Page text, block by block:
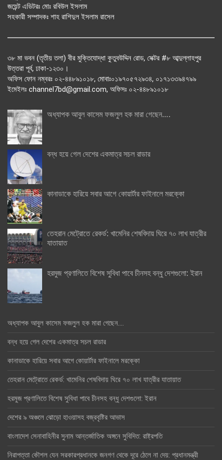
জয়েন্ট এডিটরঃ মোঃ রবিউল ইসলাম
সহকারী সম্পাদকঃ শাহ রাশিদুল ইসলাম রাসেল
৩৮ মা ভবন (তৃতীয় তলা) বীর মুক্তিযোদ্ধা কুতুবউদ্দিন রোড, সেক্টর #৮ আব্দুল্লাহপুর
উত্তরা পূর্ব, ঢাকা-১২৩০।
অফিস ফোন নম্বরঃ ০২-৪৪৮৯১০১৮, মোবাঃ০১৯৭০৫৭২৯৩৪, ০১৭১৩৩৯৪৭৯৯
ইমেইলঃ channel7bd@gmail.com, অফিসঃ ০২-৪৪৮৯১০১৮
অধ্যাপক আবুল কাসেম ফজলুল হক মারা গেছেন….
বন্ধ হয়ে গেল দেশের একমাত্র সচল রাডার
কানাডাকে হারিয়ে সবার আগে কোয়ার্টার ফাইনালে মরক্কো
তেহরান মেট্রোতে রেকর্ড: খামেনির শেষবিদায় ঘিরে ৭০ লাখ যাত্রীর
যাতায়াত
হরমুজ প্রণালিতে বিশেষ সুবিধা পাবে চীনসহ বন্ধু দেশগুলো: ইরান
অধ্যাপক আবুল কাসেম ফজলুল হক মারা গেছেন….
বন্ধ হয়ে গেল দেশের একমাত্র সচল রাডার
কানাডাকে হারিয়ে সবার আগে কোয়ার্টার ফাইনালে মরক্কো
তেহরান মেট্রোতে রেকর্ড: খামেনির শেষবিদায় ঘিরে ৭০ লাখ যাত্রীর যাতায়াত
হরমুজ প্রণালিতে বিশেষ সুবিধা পাবে চীনসহ বন্ধু দেশগুলো: ইরান
দেশের ৯ অঞ্চলে ঝোড়ো হাওয়াসহ বজ্রবৃষ্টির আভাস
বাংলাদেশ সেনাবাহিনীর সুনাম আন্তর্জাতিক অঙ্গনে সুবিদিত: রাষ্ট্রপতি
নিরাপত্তা কৌশল যেন সরকারপ্রধানকে জনগণ থেকে দূরে ঠেলে না দেয়: প্রধানমন্ত্রী